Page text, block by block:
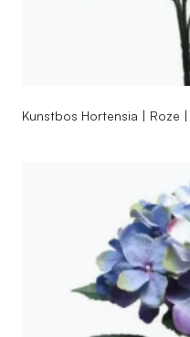
Kunstbos Hortensia | Roze